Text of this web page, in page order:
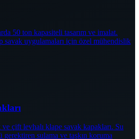
50 ton kapasiteli tasarım ve imalat.
savak uygulamaları için özel mühendislik
ve çift levhalı klape savak kapakları. Su
sulama ve taşkın koruma